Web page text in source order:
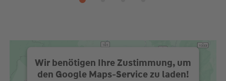
Wir benötigen Ihre Zustimmung, um
den Google Maps-Service zu laden!